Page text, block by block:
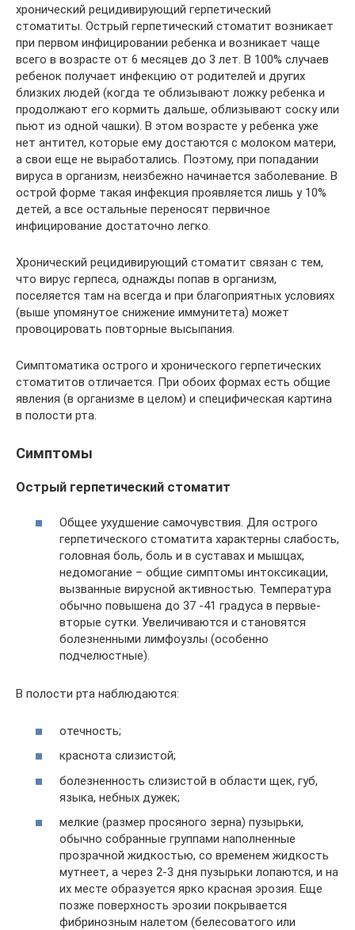
хронический рецидивирующий герпетический
стоматиты. Острый герпетический стоматит возникает
при первом инфицировании ребенка и возникает чаще
всего в возрасте от 6 месяцев до 3 лет. В 100% случаев
ребенок получает инфекцию от родителей и других
близких людей (когда те облизывают ложку ребенка и
продолжают его кормить дальше, облизывают соску или
пьют из одной чашки). В этом возрасте у ребенка уже
нет антител, которые ему достаются с молоком матери,
а свои еще не выработались. Поэтому, при попадании
вируса в организм, неизбежно начинается заболевание. В
острой форме такая инфекция проявляется лишь у 10%
детей, а все остальные переносят первичное
инфицирование достаточно легко.
Хронический рецидивирующий стоматит связан с тем,
что вирус герпеса, однажды попав в организм,
поселяется там на всегда и при благоприятных условиях
(выше упомянутое снижение иммунитета) может
провоцировать повторные высыпания.
Симптоматика острого и хронического герпетических
стоматитов отличается. При обоих формах есть общие
явления (в организме в целом) и специфическая картина
в полости рта.
Симптомы
Острый герпетический стоматит
Общее ухудшение самочувствия. Для острого
герпетического стоматита характерны слабость,
головная боль, боль и в суставах и мышцах,
недомогание – общие симптомы интоксикации,
вызванные вирусной активностью. Температура
обычно повышена до 37 -41 градуса в первые-
вторые сутки. Увеличиваются и становятся
болезненными лимфоузлы (особенно
подчелюстные).
В полости рта наблюдаются:
отечность;
краснота слизистой;
болезненность слизистой в области щек, губ,
языка, небных дужек;
мелкие (размер просяного зерна) пузырьки,
обычно собранные группами наполненные
прозрачной жидкостью, со временем жидкость
мутнеет, а через 2-3 дня пузырьки лопаются, и на
их месте образуется ярко красная эрозия. Еще
позже поверхность эрозии покрывается
фибринозным налетом (белесоватого или